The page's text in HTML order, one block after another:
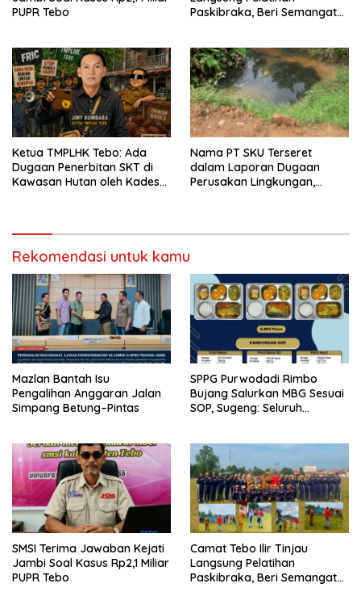
PUPR Tebo
Paskibraka, Beri Semangat
Ketua TMPLHK Tebo: Ada
Dugaan Penerbitan SKT di
Kawasan Hutan oleh Kades
Nama PT SKU Terseret
dalam Laporan Dugaan
Perusakan Lingkungan,
Rekomendasi untuk kamu
Mazlan Bantah Isu
Pengalihan Anggaran Jalan
Simpang Betung–Pintas
SPPG Purwodadi Rimbo
Bujang Salurkan MBG Sesuai
SOP, Sugeng: Seluruh
SMSI Terima Jawaban Kejati
Jambi Soal Kasus Rp2,1 Miliar
PUPR Tebo
Camat Tebo Ilir Tinjau
Langsung Pelatihan
Paskibraka, Beri Semangat